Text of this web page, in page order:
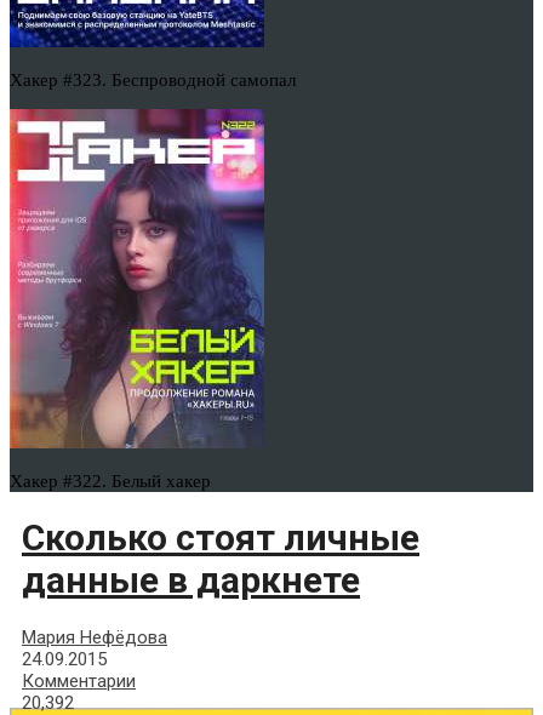
Хакер #323. Беспроводной самопал
Хакер #322. Белый хакер
Сколько стоят личные
данные в даркнете
Мария Нефёдова
24.09.2015
Комментарии
20,392